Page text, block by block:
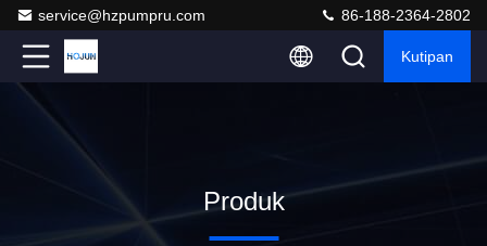
service@hzpumpru.com 86-188-2364-2802
Kutipan
Produk